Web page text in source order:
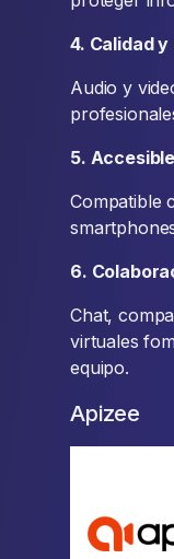
4. Calidad
Audio y
5.
Compatible
6.
Chat,
virtuales
equipo.
Apizee